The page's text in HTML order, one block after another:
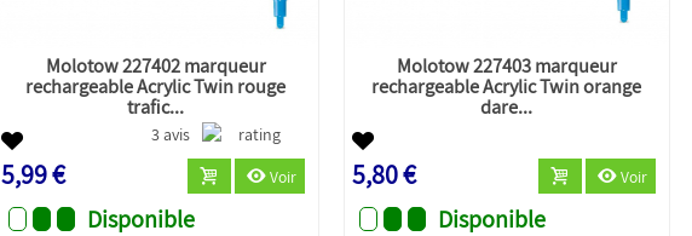
Molotow 227402 marqueur
rechargeable Acrylic Twin rouge
trafic...
3 avis
5,99 € Voir
Disponible
Molotow 227403 marqueur
rechargeable Acrylic Twin orange
dare...
5,80 € Voir
Disponible